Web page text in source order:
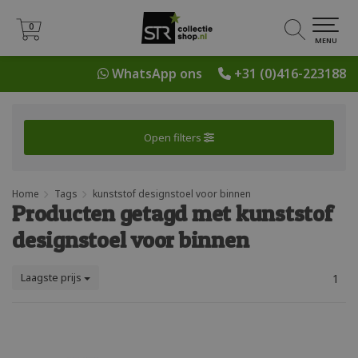
+31 (0)416-223188
WhatsApp ons
0
0
MENU
Open filters
Home Tags kunststof designstoel voor binnen
Producten getagd met kunststof
designstoel voor binnen
Laagste prijs 1